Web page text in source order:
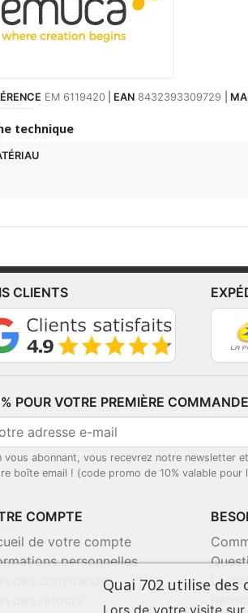
EM 6119420 EAN 8432393309729
technique
CLIENTS
POUR VOTRE PREMIÈRE
vous abonnant, vous recevrez notre newsletter
boîte email ! (code promo de 10% valable pour
COMPTE
de votre compte
personnelles
des commandesQuai 702 utilise des
Lors de votre visite